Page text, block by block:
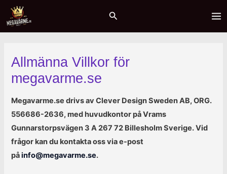
Hoppa
innehåll
Sök
Allmänna Villkor för
megavarme.se
Megavarme.se drivs av Clever Design Sweden AB, ORG.
556686-2636, med huvudkontor på Vrams
Gunnarstorpsvägen 3 A 267 72 Billesholm Sverige.Vid
frågor kan du kontakta oss via e-post
påinfo@megavarme.se.